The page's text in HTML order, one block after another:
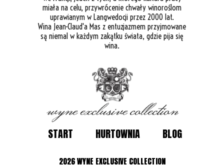
miała na celu, przywrócenie chwały winoroślom
uprawianym w Langwedocji przez 2000 lat.
Wina Jean-Claud'a Mas z entuzjazmem przyjmowane
są niemal w każdym zakątku świata, gdzie pija się
wina.
START HURTOWNIA BLOG
2026WYNE EXCLUSIVE COLLECTION